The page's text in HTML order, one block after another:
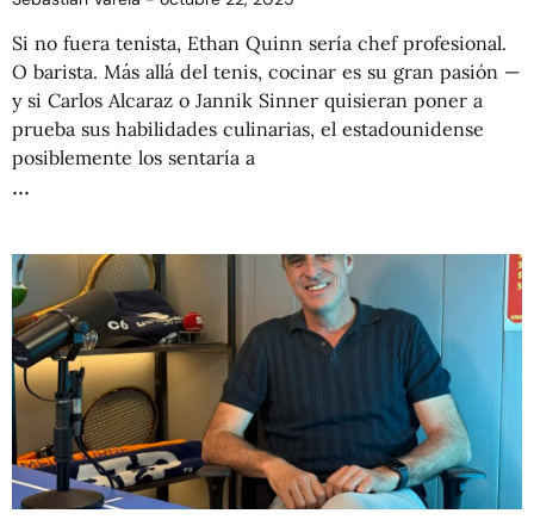
Si no fuera tenista, Ethan Quinn sería chef profesional.
O barista. Más allá del tenis, cocinar es su gran pasión —
y si Carlos Alcaraz o Jannik Sinner quisieran poner a
prueba sus habilidades culinarias, el estadounidense
posiblemente los sentaría a